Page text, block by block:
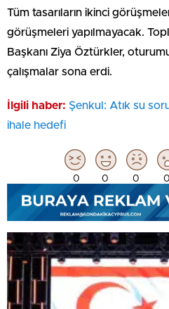
Tüm tasarıların ikinci
görüşmeleri yapılmayacak.
Başkanı Ziya Öztürkler,
çalışmalar sona erdi.
İlgili haber: Şenkul: Atık su
ihale hedefi
0 0 0 0